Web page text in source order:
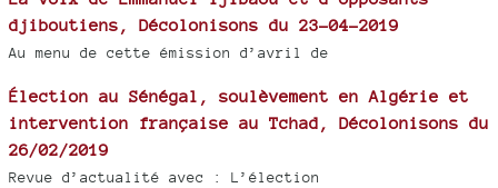
djiboutiens, Décolonisons du 23-04-2019
Au menu de cette émission d’avril de
Élection au Sénégal, soulèvement en Algérie et
intervention française au Tchad, Décolonisons du
26/02/2019
Revue d’actualité avec : L’élection